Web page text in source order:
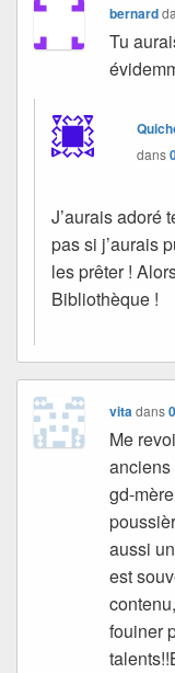
bernard
Tu
dans
J’aurais adoré
pas si j’aurais
les prêter !
Bibliothèque !
vitadans
Me
gd-
aussi
est
fouiner